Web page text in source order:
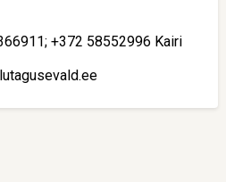
+372 58552996 Kairi